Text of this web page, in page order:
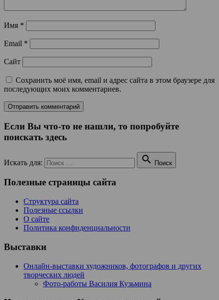
Имя *
Email *
Сайт
Сохранить моё имя, email и адрес сайта в этом браузере для
последующих моих комментариев.
Если Вы что-то не нашли, то попробуйте
поискать здесь
Искать для:  Поиск
Полезные страницы сайта
Структура сайта
Полезные ссылки
О сайте
Политика конфиденциальности
Выставки
Онлайн-выставки художников, фотографов и других
творческих людей
Фото-работы Василия Кузьмина